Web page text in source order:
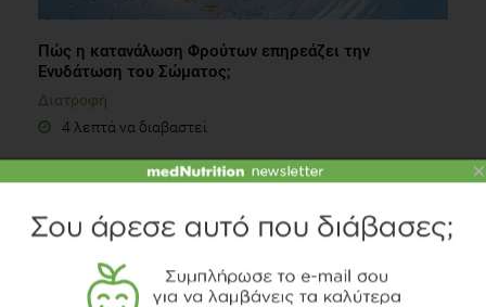
Πώς η κατανάλωση Φρούτων επηρεάζει την
Ενυδάτωση του Σώματος;
Διατροφή
4 λεπτά να διαβαστεί
×